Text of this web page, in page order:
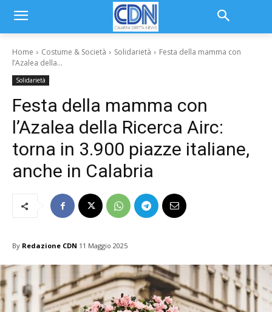
Home Costume & Società Solidarietà
Festa della mamma con
l’Azalea della...
Solidarietà
Festa della mamma con
l’Azalea della Ricerca Airc:
torna in 3.900 piazze italiane,
anche in Calabria
By Redazione CDN 11 Maggio 2025